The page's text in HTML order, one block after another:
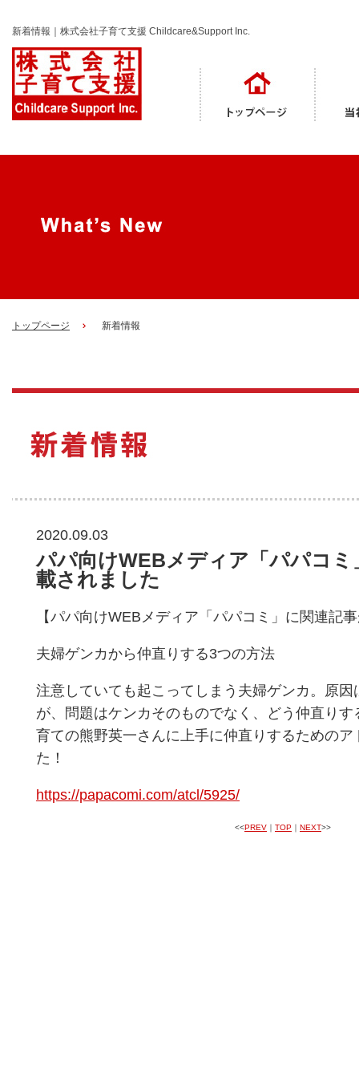
新着情報｜株式会社子育て支援 Childcare&Support Inc.
トップページ 新着情報
2020.09.03
パパ向けWEBメディア「パパコミ
載されました
【パパ向けWEBメディア「パパコミ」に関連記
夫婦ゲンカから仲直りする3つの方法
注意していても起こってしまう夫婦ゲンカ。原
が、問題はケンカそのものでなく、どう仲直り
育ての熊野英一さんに上手に仲直りするための
た！
https://papacomi.com/atcl/5925/
<<PREV ｜ TOP ｜ NEXT>>